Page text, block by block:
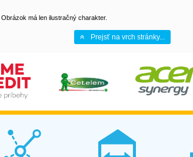
má len ilustračný charakter.
Prejsť na vrch stránky...